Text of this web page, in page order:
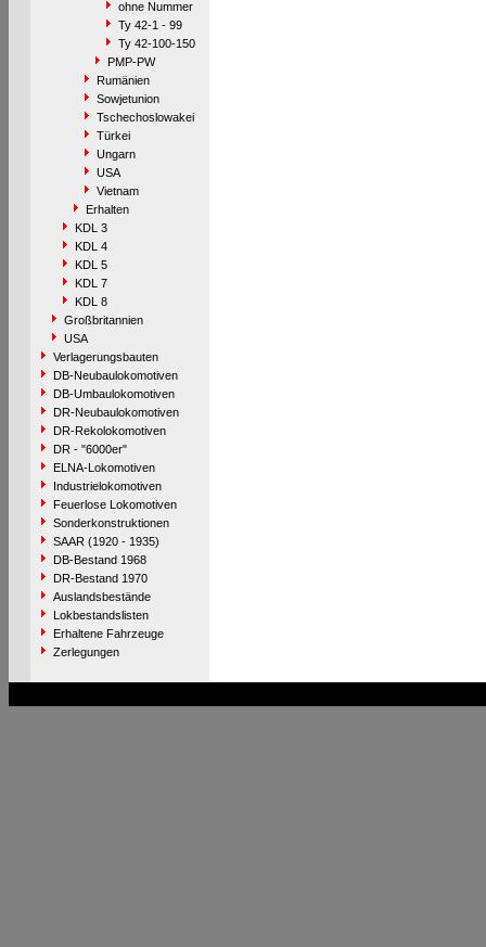
ohne Nummer
Ty 42-1 - 99
Ty 42-100-150
PMP-PW
Rumänien
Sowjetunion
Tschechoslowakei
Türkei
Ungarn
USA
Vietnam
Erhalten
KDL 3
KDL 4
KDL 5
KDL 7
KDL 8
Großbritannien
USA
Verlagerungsbauten
DB-Neubaulokomotiven
DB-Umbaulokomotiven
DR-Neubaulokomotiven
DR-Rekolokomotiven
DR - "6000er"
ELNA-Lokomotiven
Industrielokomotiven
Feuerlose Lokomotiven
Sonderkonstruktionen
SAAR (1920 - 1935)
DB-Bestand 1968
DR-Bestand 1970
Auslandsbestände
Lokbestandslisten
Erhaltene Fahrzeuge
Zerlegungen